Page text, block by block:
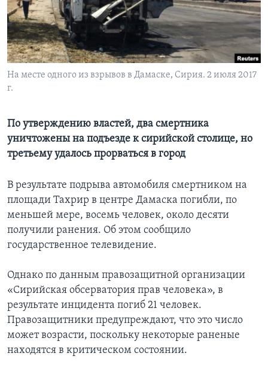
Learning English
СОЦИАЛЬНЫЕ СЕТИ
На месте одного из взрывов в Дамаске, Сирия. 2 июля 2017
г.
По утверждению властей, два смертника
уничтожены на подъезде к сирийской столице, но
третьему удалось прорваться в город
В результате подрыва автомобиля смертником на
площади Тахрир в центре Дамаска погибли, по
меньшей мере, восемь человек, около десяти
получили ранения. Об этом сообщило
государственное телевидение.
Однако по данным правозащитной организации
«Сирийская обсерватория прав человека», в
результате инцидента погиб 21 человек.
Правозащитники предупреждают, что это число
может возрасти, поскольку некоторые раненые
находятся в критическом состоянии.